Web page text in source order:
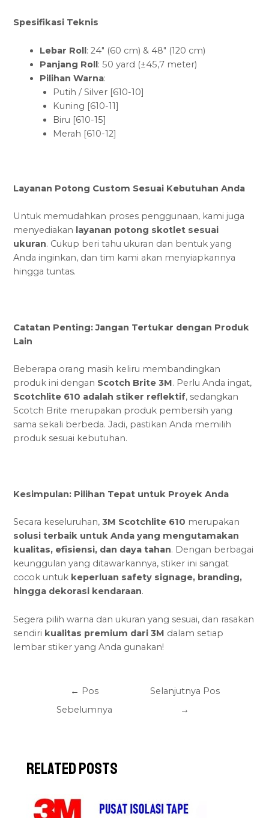
Spesifikasi Teknis
Lebar Roll: 24″ (60 cm) & 48″ (120 cm)
Panjang Roll: 50 yard (±45,7 meter)
Pilihan Warna:
Putih / Silver [610-10]
Kuning [610-11]
Biru [610-15]
Merah [610-12]
Layanan Potong Custom Sesuai Kebutuhan Anda
Untuk memudahkan proses penggunaan, kami juga
menyediakan layanan potong skotlet sesuai
ukuran. Cukup beri tahu ukuran dan bentuk yang
Anda inginkan, dan tim kami akan menyiapkannya
hingga tuntas.
Catatan Penting: Jangan Tertukar dengan Produk
Lain
Beberapa orang masih keliru membandingkan
produk ini dengan Scotch Brite 3M. Perlu Anda ingat,
Scotchlite 610 adalah stiker reflektif, sedangkan
Scotch Brite merupakan produk pembersih yang
sama sekali berbeda. Jadi, pastikan Anda memilih
produk sesuai kebutuhan.
Kesimpulan: Pilihan Tepat untuk Proyek Anda
Secara keseluruhan,3M Scotchlite 610 merupakan
solusi terbaik untuk Anda yang mengutamakan
kualitas, efisiensi, dan daya tahan. Dengan berbagai
keunggulan yang ditawarkannya, stiker ini sangat
cocok untuk keperluan safety signage, branding,
hingga dekorasi kendaraan.
Segera pilih warna dan ukuran yang sesuai, dan rasakan
sendiri kualitas premium dari 3M dalam setiap
lembar stiker yang Anda gunakan!
← Pos
Sebelumnya
Selanjutnya Pos
→
Related Posts